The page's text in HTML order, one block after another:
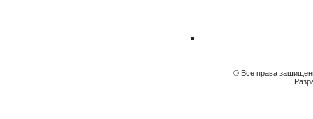
.
© Все права